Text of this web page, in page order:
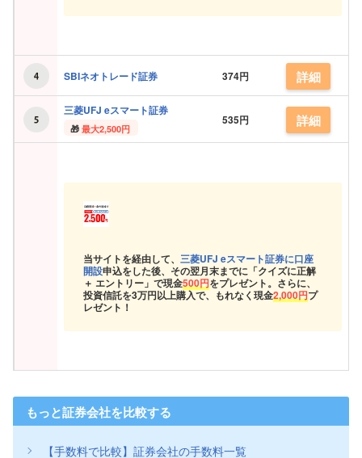
SBIネオトレード証券 374円 詳細
三菱UFJ eスマート証券
最大2,500円
535円 詳細
当サイトを経由して、 三菱UFJ eスマート証券に口座
開設申込をした後、その翌月末までに「クイズに正解
＋ エントリー」で現金500円をプレゼント。さらに、
投資信託を3万円以上購入で、もれなく現金2,000円プ
レゼント！
もっと証券会社を比較する
【手数料で比較】証券会社の手数料一覧